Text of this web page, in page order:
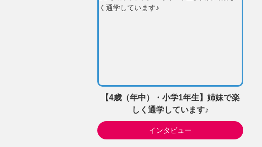
【4歳（年中）・小学1年生】姉妹で楽
しく通学しています♪
インタビュー